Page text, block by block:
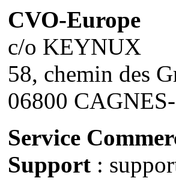
CVO-Europe
c/o KEYNUX
58, chemin des
06800
Service
Support :